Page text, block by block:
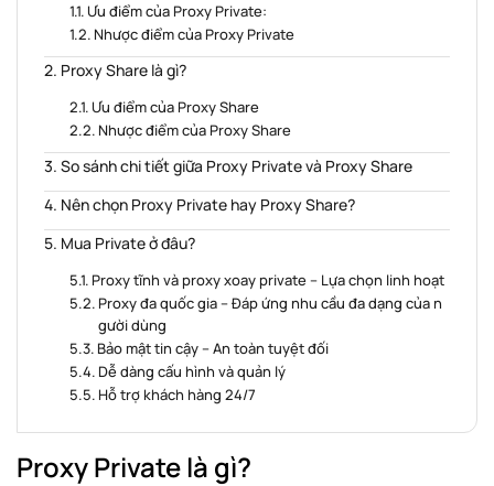
Ưu điểm của Proxy Private:
Nhược điểm của Proxy Private
Proxy Share là gì?
Ưu điểm của Proxy Share
Nhược điểm của Proxy Share
So sánh chi tiết giữa Proxy Private và Proxy Share
Nên chọn Proxy Private hay Proxy Share?
Mua Private ở đâu?
Proxy tĩnh và proxy xoay private – Lựa chọn linh hoạt
Proxy đa quốc gia – Đáp ứng nhu cầu đa dạng của n
gười dùng
Bảo mật tin cậy – An toàn tuyệt đối
Dễ dàng cấu hình và quản lý
Hỗ trợ khách hàng 24/7
Proxy Private là gì?